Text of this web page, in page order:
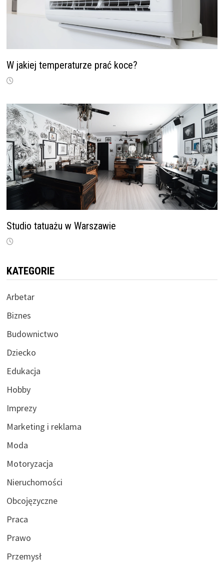
W jakiej temperaturze prać koce?
Studio tatuażu w Warszawie
KATEGORIE
Arbetar
Biznes
Budownictwo
Dziecko
Edukacja
Hobby
Imprezy
Marketing i reklama
Moda
Motoryzacja
Nieruchomości
Obcojęzyczne
Praca
Prawo
Przemysł